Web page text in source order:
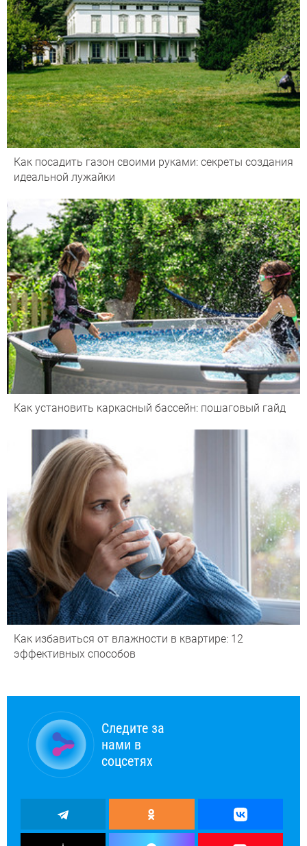
Как посадить газон своими руками: секреты создания
идеальной лужайки
Как установить каркасный бассейн: пошаговый гайд
Как избавиться от влажности в квартире: 12
эффективных способов
Следите за
нами в
соцсетях